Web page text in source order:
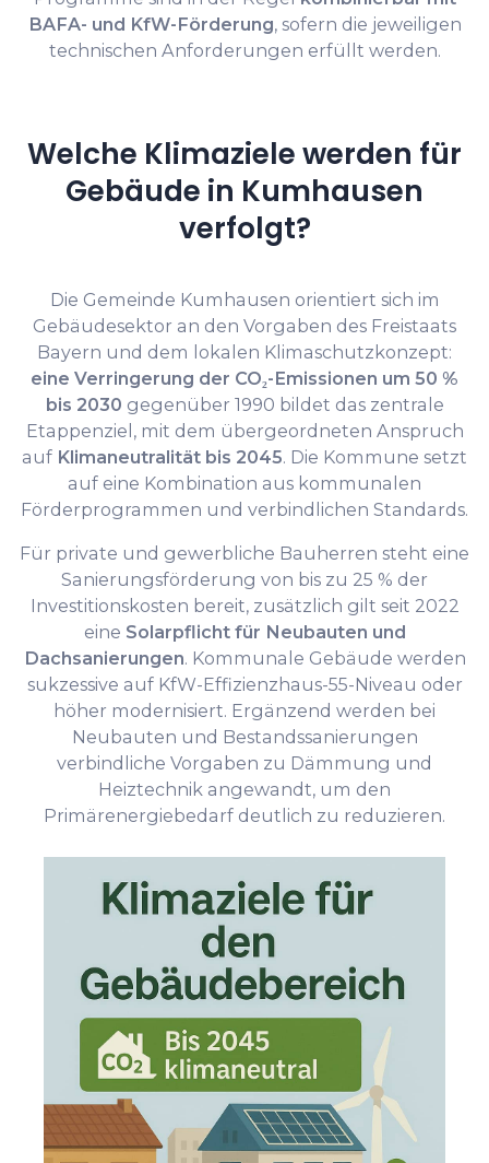
BAFA- und KfW-Förderung, sofern die jeweiligen
technischen Anforderungen erfüllt werden.
Welche Klimaziele werden für
Gebäude in Kumhausen
verfolgt?
Die Gemeinde Kumhausen orientiert sich im
Gebäudesektor an den Vorgaben des Freistaats
Bayern und dem lokalen Klimaschutzkonzept:
eine Verringerung der CO₂-Emissionen um 50 %
bis 2030 gegenüber 1990 bildet das zentrale
Etappenziel, mit dem übergeordneten Anspruch
auf Klimaneutralität bis 2045. Die Kommune setzt
auf eine Kombination aus kommunalen
Förderprogrammen und verbindlichen Standards.
Für private und gewerbliche Bauherren steht eine
Sanierungsförderung von bis zu 25 % der
Investitionskosten bereit, zusätzlich gilt seit 2022
eine Solarpflicht für Neubauten und
Dachsanierungen. Kommunale Gebäude werden
sukzessive auf KfW-Effizienzhaus-55-Niveau oder
höher modernisiert. Ergänzend werden bei
Neubauten und Bestandssanierungen
verbindliche Vorgaben zu Dämmung und
Heiztechnik angewandt, um den
Primärenergiebedarf deutlich zu reduzieren.